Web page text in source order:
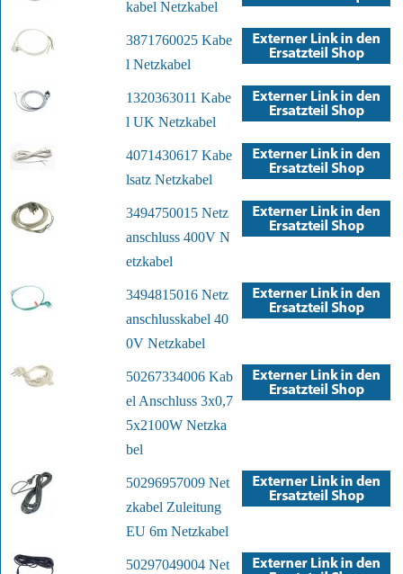
kabel Netzkabel
3871760025 Kabe
l Netzkabel
1320363011 Kabe
l UK Netzkabel
4071430617 Kabe
lsatz Netzkabel
3494750015 Netz
anschluss 400V N
etzkabel
3494815016 Netz
anschlusskabel 40
0V Netzkabel
50267334006 Kab
el Anschluss 3x0,7
5x2100W Netzka
bel
50296957009 Net
zkabel Zuleitung
EU 6m Netzkabel
50297049004 Net